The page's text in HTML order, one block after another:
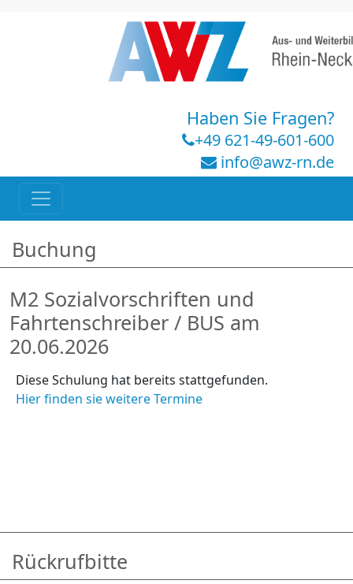
Haben Sie Fragen?
+49 621-49-601-600
info@awz-rn.de
Buchung
M2 Sozialvorschriften und
Fahrtenschreiber / BUS am
20.06.2026
Diese Schulung hat bereits stattgefunden.
Hier finden sie weitere Termine
Rückrufbitte